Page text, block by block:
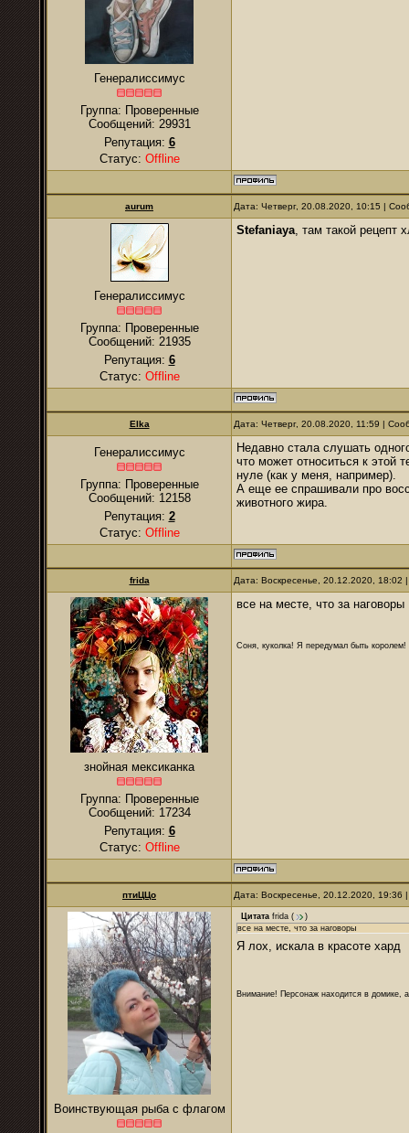
Генералиссимус
Группа: Проверенные
Сообщений: 29931
Репутация: 6
Статус: Offline
аurum Дата: Четверг, 20.08.2020, 10:15 |
Генералиссимус
Группа: Проверенные
Сообщений: 21935
Репутация: 6
Статус: Offline
Stefaniaya, там такой рецепт
Elka Дата: Четверг, 20.08.2020, 11:59 |
Генералиссимус
Группа: Проверенные
Сообщений: 12158
Репутация: 2
Статус: Offline
Недавно стала слушать
что может относиться к этой
нуле (как у меня, например).
А еще ее спрашивали про
животного жира.
frida Дата: Воскресенье, 20.12.2020,
знойная мексиканка
Группа: Проверенные
Сообщений: 17234
Репутация: 6
Статус: Offline
все на месте, что за наговоры
Соня, куколка! Я передумал быть
птиЦЦо Дата: Воскресенье, 20.12.2020,
Воинствующая рыба с флагом
Цитата frida (
)
все на месте, что за наговоры
Я лох, искала в красоте хард
Внимание! Персонаж находится в домике,